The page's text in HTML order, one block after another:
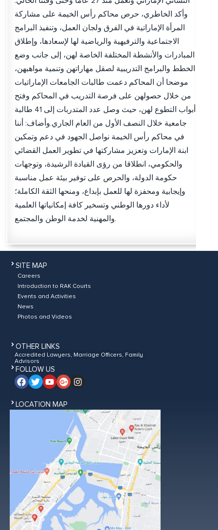
وأكد الخاطري، حرص محاكم رأس الخيمة على مشاركة
المرأة الإماراتية في الفرق ولجان العمل، وتنفيذ البرامج
الاجتماعية والترفيهية والرياضية لها لإسعادها، وإطلاق
المبادرات والأنشطة المختلفة الخاصة لهن، إلى جانب وضع
الخطط والبرامج التدريبية لصقل مهاراتهن وتنمية مواهبهن،
موضحا أن المحاكم دعمت طالبات الجامعات الإماراتيات
من خلال حصولهن على فرصة التدريب في المحاكم وفتح
أبواب التطوع لهن، حيث وصل عدد المتدربات إلى 41 طالبة
جامعية خلال النصف الأول من العام الجاري.وأضاف: أننا
في محاكم رأس الخيمة نواصل الجهود في دعم وتمكين
ابنة الإمارات وتعزيز مشاركتها في تطوير العمل القضائي
والحكومي، انطلاقا من رؤى القيادة الرشيدة، وتوجهات
حكومة الدولة، والحرص على توفير بيئة عمل مناسبة
وإيجابية ومحفزة لها للعمل بإبداع، ومنحها الثقة الكاملة؛
لأداء دورها الوطني وتسخير كافة إمكانياتها العلمية
والمهنية لخدمة الوطن والمجتمع.
SITE MAP
Careers
Introduction to RAK Courts
Events and Activities
News
Photos and Videos
OTHER LINKS
Accredited Lawyers, Marriage Officers, Family
Advisors
FOLLOW US
LOCATION MAP